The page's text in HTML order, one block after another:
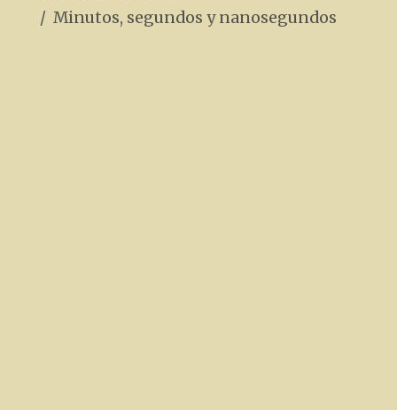
Minutos, segundos y nanosegundos